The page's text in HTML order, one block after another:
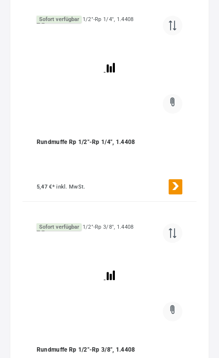
Sofort verfügbar
Rundmuffe Rp 1/2"-Rp 1/4", 1.4408
5,47 €*inkl. MwSt.
Sofort verfügbar
Rundmuffe Rp 1/2"-Rp 3/8", 1.4408